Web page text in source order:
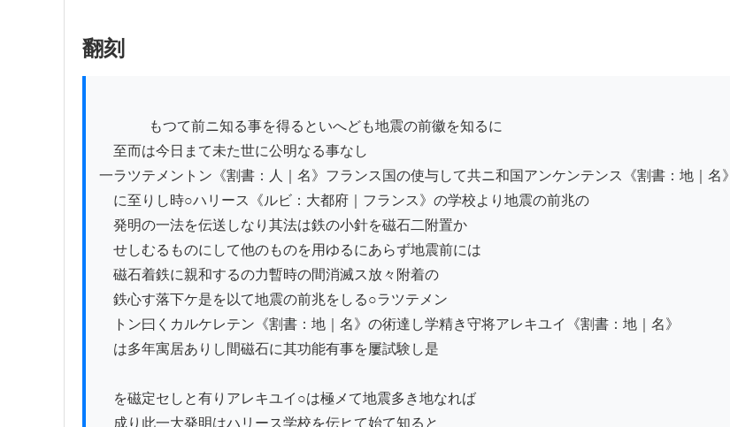
翻刻
至而は今日まて未た世に公明なる事なし
一ラツテメントン《割書：人｜名》フランス国の使与して共ニ和国アンケンテンス《割書：地｜名》
に至りし時○ハリース《ルビ：大都府｜フランス》の学校より地震の前兆の
発明の一法を伝送しなり其法は鉄の小針を磁石二附置か
せしむるものにして他のものを用ゆるにあらず地震前には
磁石着鉄に親和するの力暫時の間消滅ス放々附着の
鉄心す落下ケ是を以て地震の前兆をしる○ラツテメン
トン曰くカルケレテン《割書：地｜名》の術達し学精き守将アレキユイ《割書：地｜名》
は多年寓居ありし間磁石に其功能有事を屢試験し是
を磁定セしと有りアレキユイ○は極メて地震多き地なれば
成り此一大発明はハリース学校を伝ヒて始て知ると